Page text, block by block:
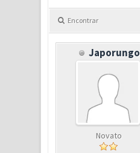
Encontrar
Japorungo
Novato